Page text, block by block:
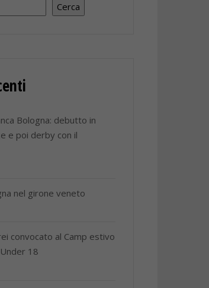
Cerca
Bologna: debutto in
e poi derby con il
nel girone veneto
convocato al Camp estivo
18